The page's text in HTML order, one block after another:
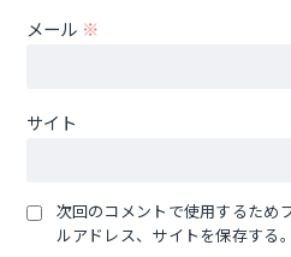
メール ※
サイト
次回のコメントで使用するため
ルアドレス、サイトを保存する。